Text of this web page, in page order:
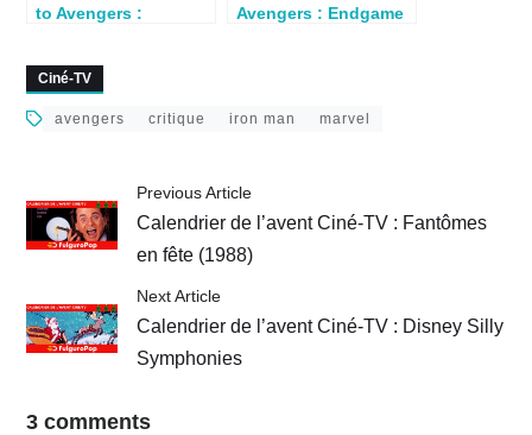
to Avengers :
Avengers : Endgame
Ciné-TV
avengers critique iron man marvel
Previous Article
Calendrier de l’avent Ciné-TV : Fantômes
en fête (1988)
Next Article
Calendrier de l’avent Ciné-TV : Disney Silly
Symphonies
3 comments